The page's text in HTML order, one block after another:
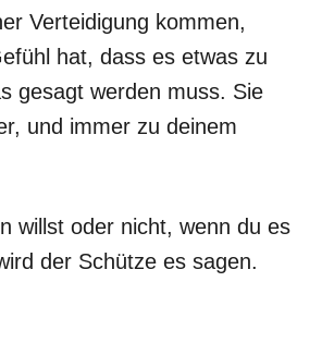
Verteidigung kommen,
hat, dass es etwas zu
gesagt werden muss. Sie
und immer zu deinem
willst oder nicht, wenn du es
der Schütze es sagen.